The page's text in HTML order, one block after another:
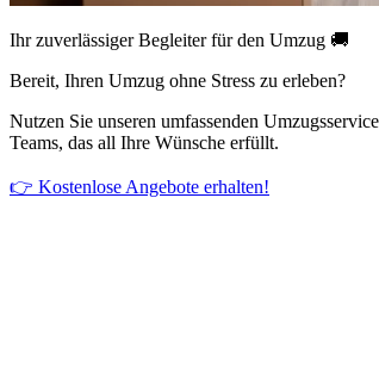
Ihr zuverlässiger Begleiter für den Umzug 🚚
Bereit, Ihren Umzug ohne Stress zu erleben?
Nutzen Sie unseren umfassenden
Teams, das all Ihre Wünsche erfüllt.
👉 Kostenlose Angebote erhalten!